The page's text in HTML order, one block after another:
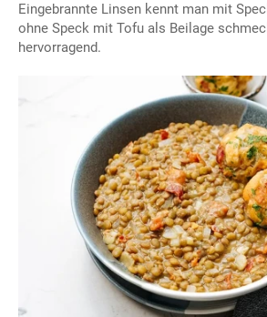
Eingebrannte Linsen kennt man mit
ohne Speck mit Tofu als Beilage
hervorragend.